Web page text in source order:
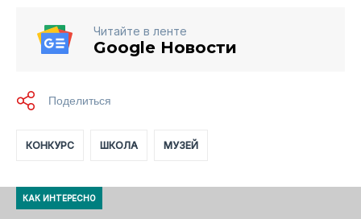
Читайте в ленте
Google Новости
КОНКУРС ШКОЛА МУЗЕЙ
КАК ИНТЕРЕСНО